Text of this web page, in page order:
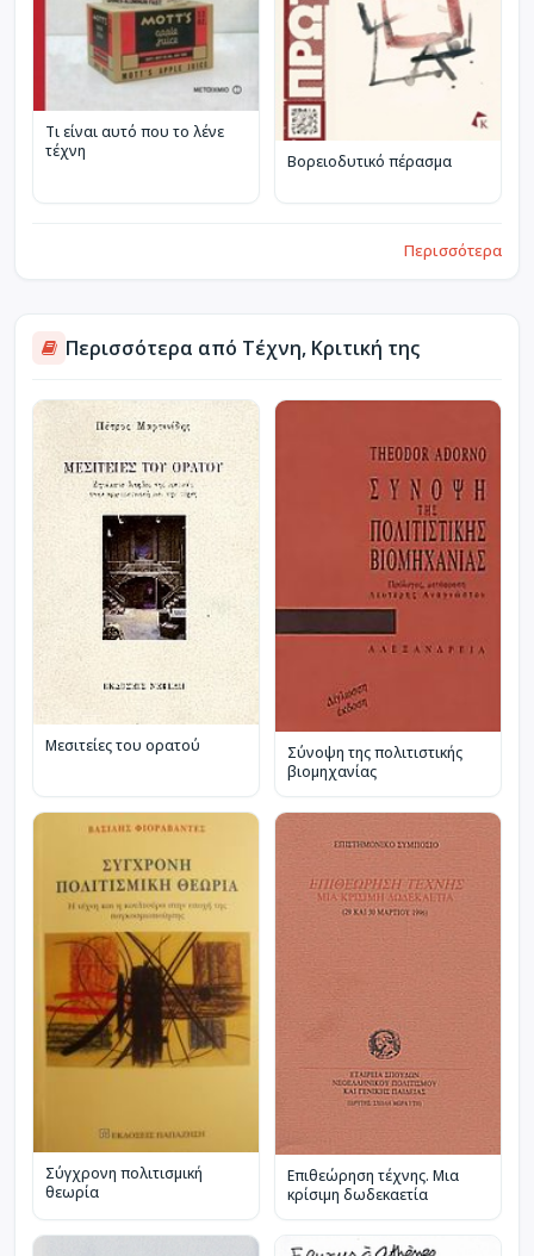
Τι είναι αυτό που το λένε
τέχνη
Βορειοδυτικό πέρασμα
Περισσότερα
Περισσότερα από Τέχνη, Κριτική της
Μεσιτείες του ορατού
Σύνοψη της πολιτιστικής
βιομηχανίας
Σύγχρονη πολιτισμική
θεωρία
Επιθεώρηση τέχνης. Μια
κρίσιμη δωδεκαετία